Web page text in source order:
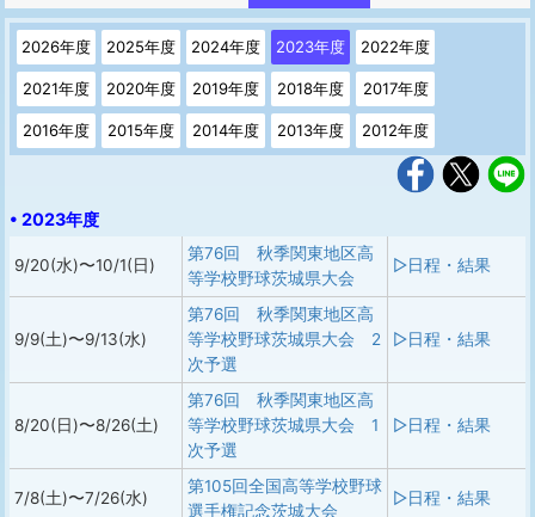
2026年度 2025年度 2024年度 2023年度 2022年度
2021年度 2020年度 2019年度 2018年度 2017年度
2016年度 2015年度 2014年度 2013年度 2012年度
• 2023年度
9/20(水)〜10/1(日)
第76回 秋季関東地区高
等学校野球茨城県大会
▷日程・結果
9/9(土)〜9/13(水)
第76回 秋季関東地区高
等学校野球茨城県大会 2
次予選
▷日程・結果
8/20(日)〜8/26(土)
第76回 秋季関東地区高
等学校野球茨城県大会 1
次予選
▷日程・結果
7/8(土)〜7/26(水)
第105回全国高等学校野球
選手権記念茨城大会
▷日程・結果